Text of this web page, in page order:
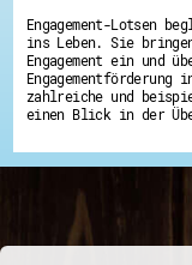
Engagement-Lotsen
ins Leben. Sie
Engagement ein und
Engagementförderung
zahlreiche und
einen Blick in der